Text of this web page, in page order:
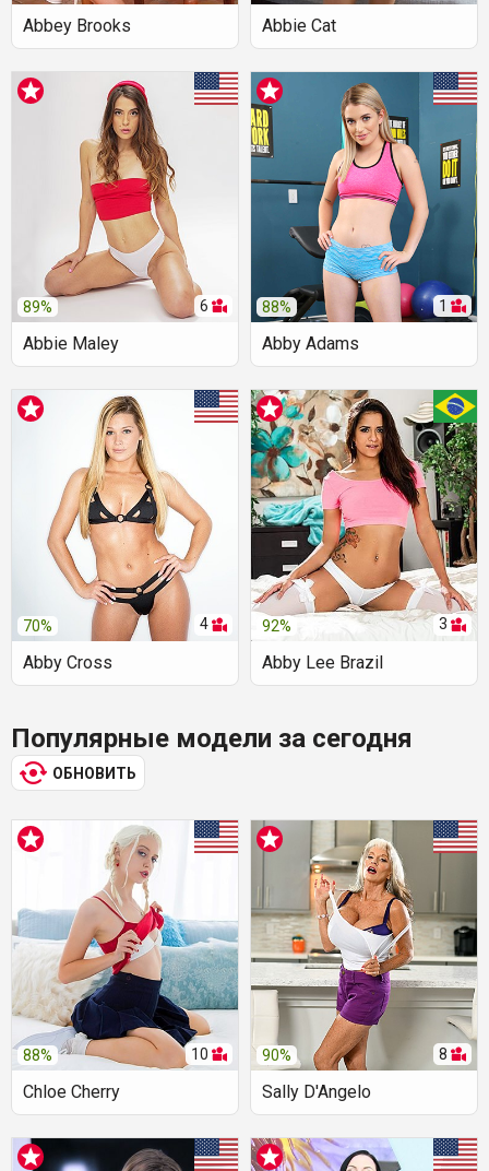
Abbey Brooks Abbie Cat
6
89%
Abbie Maley
1
88%
Abby Adams
4
70%
Abby Cross
3
92%
Abby Lee Brazil
Популярные модели за сегодня
ОБНОВИТЬ
10
88%
Chloe Cherry
8
90%
Sally D'Angelo